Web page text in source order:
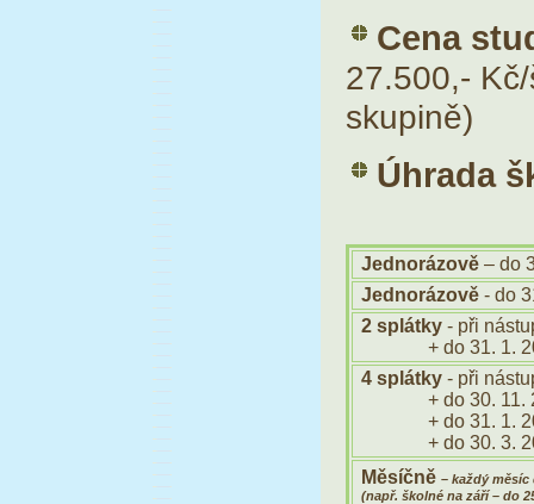
Cena
27.500,-
skupině)
Úhrada
Jednorázově – do
Jednorázově - do
2 splátky - při
+ do 31. 1.
4 splátky - při
+ do 30. 11.
+ do 31. 1.
+ do 30. 3.
Měsíčně – každý měsíc
(např. školné na září – do